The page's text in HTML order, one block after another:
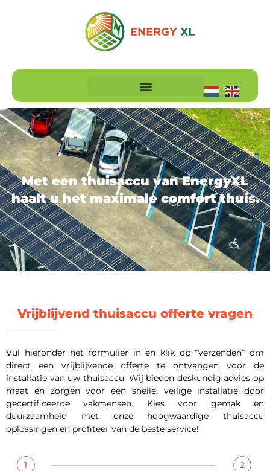
Met een thuisaccu van EnergyXL
haalt u het maximale comfort thuis.
Vrijblijvend thuisaccu offerte vragen
Vul hieronder het formulier in en klik op “Verzenden” om
direct een vrijblijvende offerte te ontvangen voor de
installatie van uw thuisaccu. Wij bieden deskundig advies op
maat en zorgen voor een snelle, veilige installatie door
gecertificeerde vakmensen. Kies voor gemak en
duurzaamheid met onze hoogwaardige thuisaccu
oplossingen en profiteer van de beste service!
1
2